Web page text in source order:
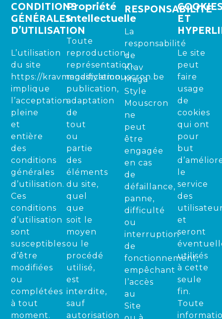
CONDITIONS
GÉNÉRALES
D’UTILISATION
L’utilisation
du site
https://kravmagastylemouscron.be
implique
l’acceptation
pleine
et
entière
des
conditions
générales
d’utilisation.
Ces
conditions
d’utilisation
sont
susceptibles
d’être
modifiées
ou
complétées
à tout
moment.
Propriété
Intellectuelle
Toute
reproduction,
représentation,
modification,
publication,
adaptation
de
tout
ou
partie
des
éléments
du site,
quel
que
soit le
moyen
ou le
procédé
utilisé,
est
interdite,
sauf
autorisation
RESPONSABILITÉ
La
responsabilité
de
Krav
Maga
Style
Mouscron
ne
peut
être
engagée
en cas
de
défaillance,
panne,
difficulté
ou
interruption
de
fonctionnement,
empêchant
l’accès
au
Site
ET
Le site
peut
faire
usage
de
cookies
qui ont
pour
but
le
service
des
et
seront
utilisés
à cette
seule
fin.
Toute